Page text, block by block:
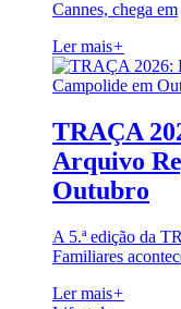
Cannes, chega em
Ler mais+
TRAÇA
Arquivo
Outubro
A 5.ª edição da
Familiares
Ler mais+